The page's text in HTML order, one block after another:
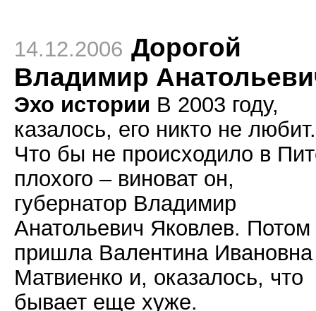
14.12.2006 Дорогой
Владимир
Эхо истории В 2003 году,
казалось, его никто не любит.
Что бы не происходило в
плохого – виноват он,
губернатор Владимир
Анатольевич Яковлев. Потом
пришла Валентина Ивановна
Матвиенко и, оказалось, что
бывает еще хуже.